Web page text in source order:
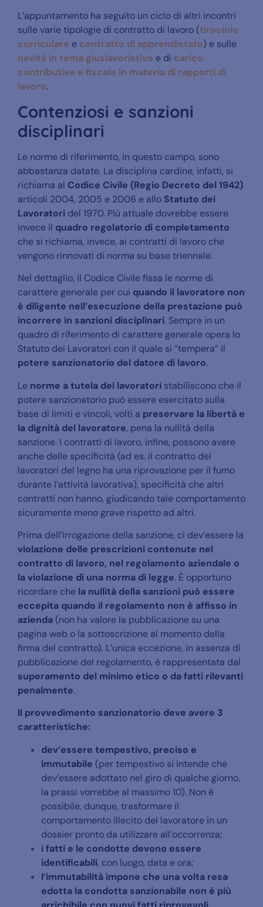
L’appuntamento ha seguito un ciclo di altri incontri
sulle varie tipologie di contratto di lavoro (tirocinio
curriculare e contratto di apprendistato) e sulle
novità in tema giuslavoristivo e di carico
contributivo e fiscale in materia di rapporti di
lavoro.
Contenziosi e sanzioni
disciplinari
Le norme di riferimento, in questo campo, sono
abbastanza datate. La disciplina cardine, infatti, si
richiama al Codice Civile (Regio Decreto del 1942)
articoli 2004, 2005 e 2006 e allo Statuto dei
Lavoratori del 1970. Più attuale dovrebbe essere
invece il quadro regolatorio di completamento
che si richiama, invece, ai contratti di lavoro che
vengono rinnovati di norma su base triennale.
Nel dettaglio, il Codice Civile fissa le norme di
carattere generale per cui quando il lavoratore non
è diligente nell’esecuzione della prestazione può
incorrere in sanzioni disciplinari. Sempre in un
quadro di riferimento di carattere generale opera lo
Statuto dei Lavoratori con il quale si “tempera” il
potere sanzionatorio del datore di lavoro.
Le norme a tutela dei lavoratori stabiliscono che il
potere sanzionatorio può essere esercitato sulla
base di limiti e vincoli, volti a preservare la libertà e
la dignità del lavoratore, pena la nullità della
sanzione. I contratti di lavoro, infine, possono avere
anche delle specificità (ad es. il contratto dei
lavoratori del legno ha una riprovazione per il fumo
durante l’attività lavorativa), specificità che altri
contratti non hanno, giudicando tale comportamento
sicuramente meno grave rispetto ad altri.
Prima dell’irrogazione della sanzione, ci dev’essere la
violazione delle prescrizioni contenute nel
contratto di lavoro, nel regolamento aziendale o
la violazione di una norma di legge. È opportuno
ricordare che la nullità della sanzioni può essere
eccepita quando il regolamento non è affisso in
azienda (non ha valore la pubblicazione su una
pagina web o la sottoscrizione al momento della
firma del contratto). L’unica eccezione, in assenza di
pubblicazione del regolamento, è rappresentata dal
superamento del minimo etico o da fatti rilevanti
penalmente.
Il provvedimento sanzionatorio deve avere 3
caratteristiche:
dev’essere tempestivo, preciso e
immutabile (per tempestivo si intende che
dev’essere adottato nel giro di qualche giorno,
la prassi vorrebbe al massimo 10). Non è
possibile, dunque, trasformare il
comportamento illecito del lavoratore in un
dossier pronto da utilizzare all’occorrenza;
i fatti e le condotte devono essere
identificabili, con luogo, data e ora;
l’immutabilità impone che una volta resa
edotta la condotta sanzionabile non è più